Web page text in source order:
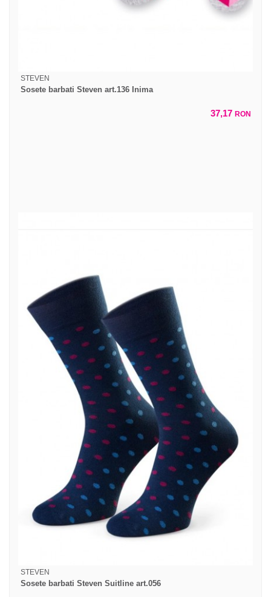
STEVEN
Sosete barbati Steven art.136 Inima
37,17 RON
STEVEN
Sosete barbati Steven Suitline art.056